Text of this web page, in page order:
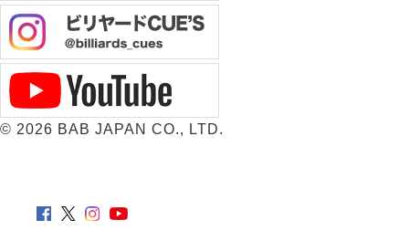
© 2026 BAB JAPAN CO., LTD.